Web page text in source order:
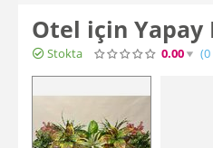
Otel için
Stokta 0.00 (0